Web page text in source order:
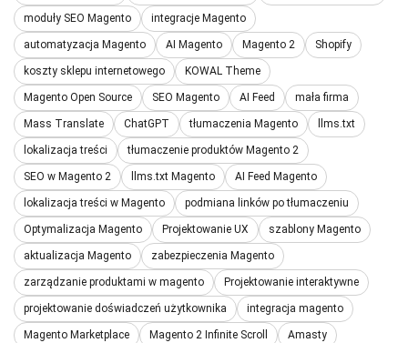
moduły SEO Magento integracje Magento
automatyzacja Magento AI Magento Magento 2 Shopify
koszty sklepu internetowego KOWAL Theme
Magento Open Source SEO Magento AI Feed mała firma
Mass Translate ChatGPT tłumaczenia Magento llms.txt
lokalizacja treści tłumaczenie produktów Magento 2
SEO w Magento 2 llms.txt Magento AI Feed Magento
lokalizacja treści w Magento podmiana linków po tłumaczeniu
Optymalizacja Magento Projektowanie UX szablony Magento
aktualizacja Magento zabezpieczenia Magento
zarządzanie produktami w magento Projektowanie interaktywne
projektowanie doświadczeń użytkownika integracja magento
Magento Marketplace Magento 2 Infinite Scroll Amasty